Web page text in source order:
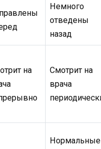
Немного
отведены
назад
на
Смотрит на
врача
Нормальные